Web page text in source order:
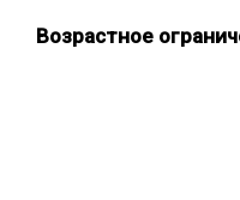
Возрастное